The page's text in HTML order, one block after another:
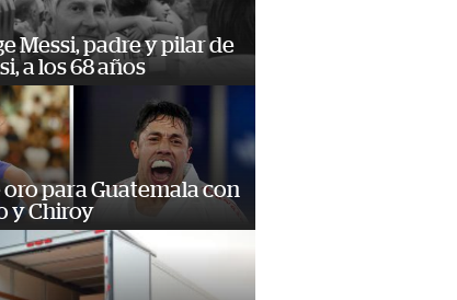
Messi, padre y pilar de
a los 68 años
para Guatemala con
y Chiroy